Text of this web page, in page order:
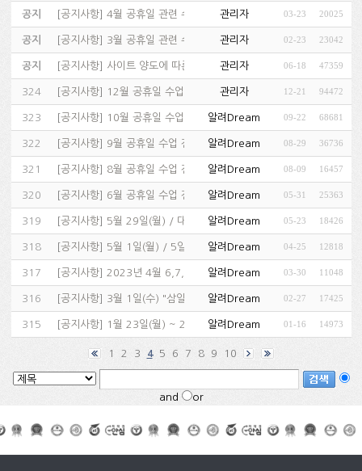
공지 [공지사항] 4월 공휴일 관련 수업 운영 안내…
관리자 03-23 20025
공지 [공지사항] 3월 공휴일 관련 수업 및 고객센터 운영 안내…
관리자 02-23 23042
공지 [공지사항] 사이트 양도에 따른 회원정보 이전 고지…
관리자 06-18 47359
324 [공지사항] 12월 공휴일 수업 진행 및 휴강 일정 & 고객센터 휴…
관리자 12-21 94472
323 [공지사항] 10월 공휴일 수업 진행 및 휴강 일정 & 고객센터 휴…
알려Dream 09-22 68681
322 [공지사항] 9월 공휴일 수업 진행 및 휴강 일정 & 고객센터 휴무…
알려Dream 08-29 36736
321 [공지사항] 8월 공휴일 수업 진행 및 휴강 일정 & 고객센터 휴무…
알려Dream 08-09 16457
320 [공지사항] 6월 공휴일 수업 진행 및 휴강 일정 & 고객센터 휴무…
알려Dream 05-31 25363
319 [공지사항] 5월 29일(월) / 대체 공휴일 진행 및 휴강 일정 …
알려Dream 05-23 18426
318 [공지사항] 5월 1일(월) / 5일(금) 수업 진행 및 휴강 일정…
알려Dream 04-25 12818
317 [공지사항] 2023년 4월 6,7,10일 "Easter " da…
알려Dream 03-30 11048
316 [공지사항] 3월 1일(수) "삼일절 " 수업 진행 및 휴강 일정 …
알려Dream 02-27 17425
315 [공지사항] 1월 23일(월) ~ 24일(화) "설 연휴" 수업 진…
알려Dream 01-16 14973
1 2 3 4 5 6 7 8 9 10
and or